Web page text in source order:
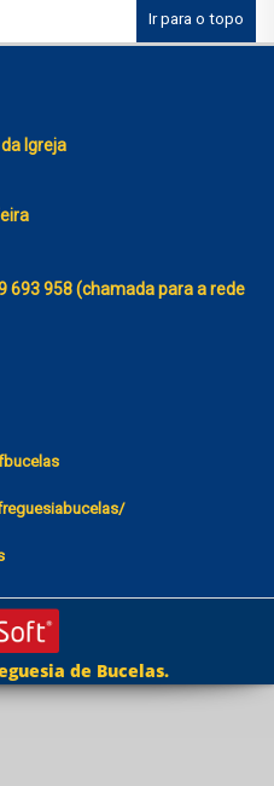
Ir para o topo
Igreja
693 958 (chamada para a rede
de Bucelas.